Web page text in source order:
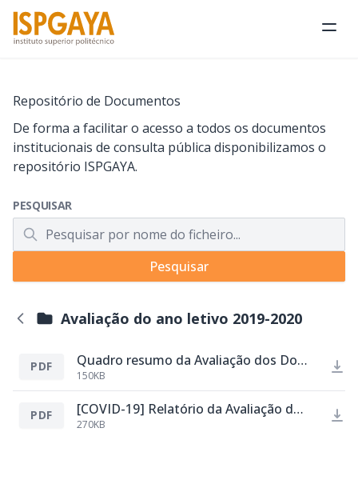
Repositório de Documentos
De forma a facilitar o acesso a todos os documentos
institucionais de consulta pública disponibilizamos o
repositório ISPGAYA.
PESQUISAR
Pesquisar
Avaliação do ano letivo 2019-2020
PDF Quadro resumo da Avaliação dos Docentes pelos Alunos 2019-2020.pdf
150KB
PDF [COVID-19] Relatório da Avaliação do ISPGAYA pelos Docentes 2019-2020 2º Semestre.pdf
270KB